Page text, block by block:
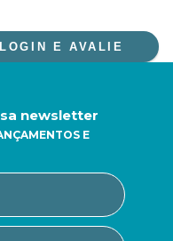
E AVALIE
newsletter
E